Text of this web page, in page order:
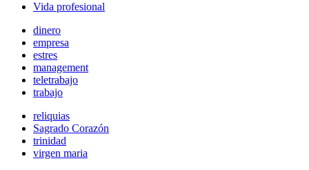
Vida profesional
dinero
empresa
estres
management
teletrabajo
trabajo
reliquias
Sagrado Corazón
trinidad
virgen maria